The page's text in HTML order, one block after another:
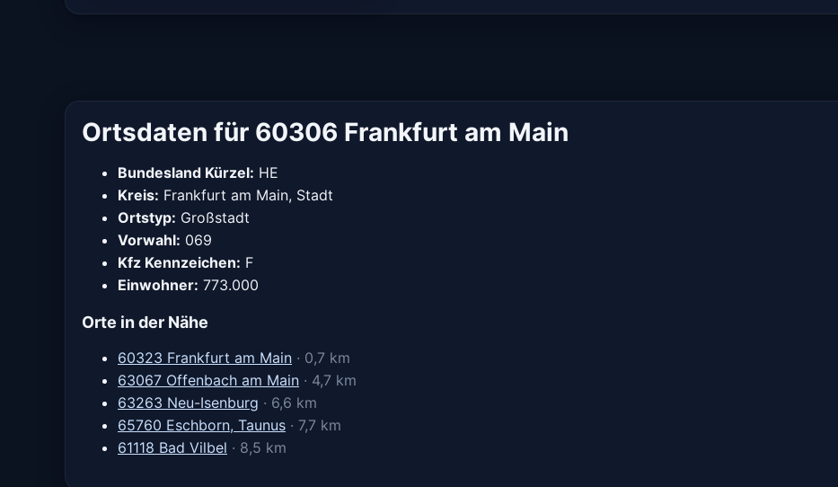
Ortsdaten für 60306 Frankfurt am Main
Bundesland Kürzel: HE
Kreis: Frankfurt am Main, Stadt
Ortstyp: Großstadt
Vorwahl: 069
Kfz Kennzeichen: F
Einwohner: 773.000
Orte in der Nähe
60323 Frankfurt am Main · 0,7 km
63067 Offenbach am Main · 4,7 km
63263 Neu-Isenburg · 6,6 km
65760 Eschborn, Taunus · 7,7 km
61118 Bad Vilbel · 8,5 km